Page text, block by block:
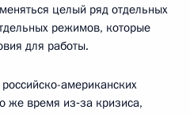
целый ряд отдельных
режимов, которые
для работы.
американских
же время из‑за кризиса,